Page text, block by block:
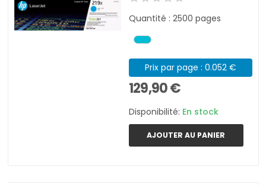
Quantité : 2500 pages
Prix par page : 0.052 €
129,90 €
Disponibilité: En stock
AJOUTER AU PANIER